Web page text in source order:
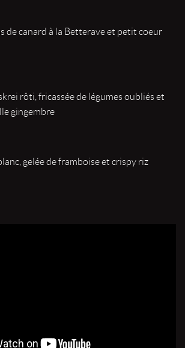
de canard à la Betterave et petit coeur
rôti, fricassée de légumes oubliés et
gingembre
gelée de framboise et crispy riz